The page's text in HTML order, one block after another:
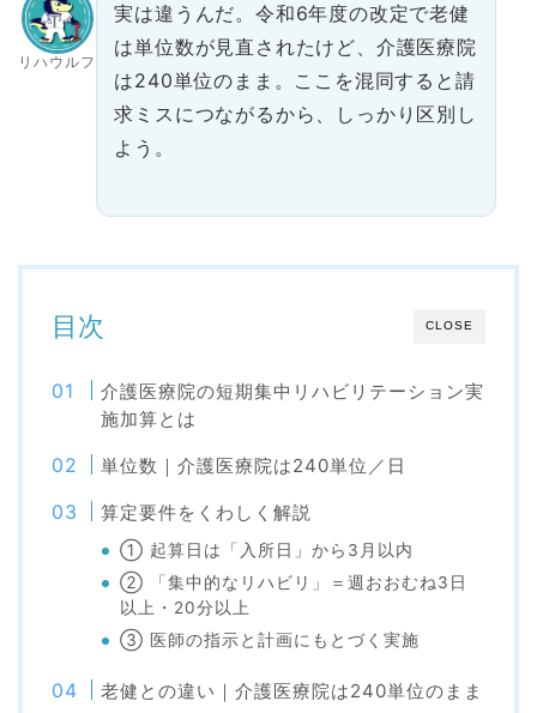
リハウルフ
実は違うんだ。令和6年度の改定で老健
は単位数が見直されたけど、介護医療院
は240単位のまま。ここを混同すると請
求ミスにつながるから、しっかり区別し
よう。
CLOSE
目次
介護医療院の短期集中リハビリテーション実
施加算とは
単位数｜介護医療院は240単位／日
算定要件をくわしく解説
① 起算日は「入所日」から3月以内
② 「集中的なリハビリ」＝週おおむね3日
以上・20分以上
③ 医師の指示と計画にもとづく実施
老健との違い｜介護医療院は240単位のまま